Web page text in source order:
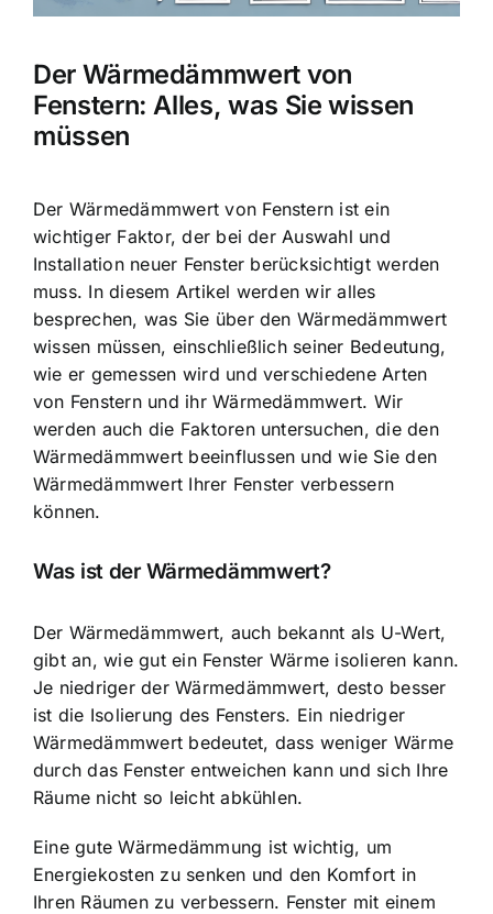
Der Wärmedämmwert von
Fenstern: Alles, was Sie wissen
müssen
Der Wärmedämmwert von Fenstern ist ein
wichtiger Faktor, der bei der Auswahl und
Installation neuer Fenster berücksichtigt werden
muss. In diesem Artikel werden wir alles
besprechen, was Sie über den Wärmedämmwert
wissen müssen, einschließlich seiner Bedeutung,
wie er gemessen wird und verschiedene Arten
von Fenstern und ihr Wärmedämmwert. Wir
werden auch die Faktoren untersuchen, die den
Wärmedämmwert beeinflussen und wie Sie den
Wärmedämmwert Ihrer Fenster verbessern
können.
Was ist der Wärmedämmwert?
Der Wärmedämmwert, auch bekannt als U-Wert,
gibt an, wie gut ein Fenster Wärme isolieren kann.
Je niedriger der Wärmedämmwert, desto besser
ist die Isolierung des Fensters. Ein niedriger
Wärmedämmwert bedeutet, dass weniger Wärme
durch das Fenster entweichen kann und sich Ihre
Räume nicht so leicht abkühlen.
Eine gute Wärmedämmung ist wichtig, um
Energiekosten zu senken und den Komfort in
Ihren Räumen zu verbessern. Fenster mit einem